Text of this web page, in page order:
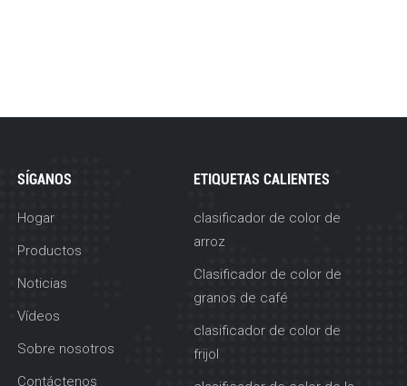
SÍGANOS
Hogar
Productos
Noticias
Vídeos
Sobre nosotros
Contáctenos
ETIQUETAS CALIENTES
clasificador de color de
arroz
Clasificador de color de
granos de café
clasificador de color de
frijol